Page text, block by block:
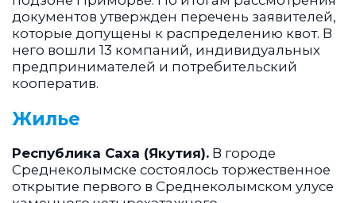
документов утвержден перечень заявителей,
которые допущены к распределению квот. В
него вошли 13 компаний, индивидуальных
предпринимателей и потребительский
кооператив.
Жилье
Республика Саха (Якутия). В городе
Среднеколымске состоялось торжественное
открытие первого в Среднеколымском улусе